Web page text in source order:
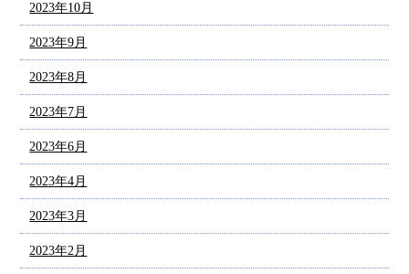
2023年10月
2023年9月
2023年8月
2023年7月
2023年6月
2023年4月
2023年3月
2023年2月